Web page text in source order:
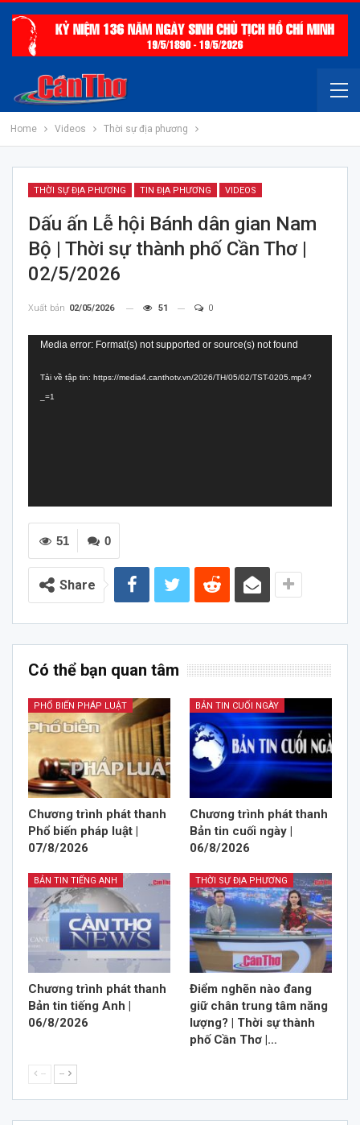
Home Videos Thời sự địa phương
THỜI SỰ ĐỊA PHƯƠNG TIN ĐỊA PHƯƠNG VIDEOS
Dấu ấn Lễ hội Bánh dân gian Nam
Bộ | Thời sự thành phố Cần Thơ |
02/5/2026
Xuất bản 02/05/2026 51 0
Trình
Video
Media error: Format(s) not supported or source(s) not found
Tải về tập tin: https://media4.canthotv.vn/2026/TH/05/02/TST-0205.mp4?
_=1
0
51
Share
Có thể bạn quan tâm
PHỔ BIẾN PHÁP LUẬT
Chương trình phát thanh
Phổ biến pháp luật |
07/8/2026
BẢN TIN CUỐI NGÀY
Chương trình phát thanh
Bản tin cuối ngày |
06/8/2026
BẢN TIN TIẾNG ANH
Chương trình phát thanh
Bản tin tiếng Anh |
06/8/2026
THỜI SỰ ĐỊA PHƯƠNG
Điểm nghẽn nào đang
giữ chân trung tâm năng
lượng? | Thời sự thành
phố Cần Thơ |…
-- --